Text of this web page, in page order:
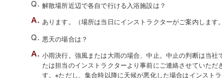
解散場所近辺で各自で行ける入浴施設は？
あります。（場所は当日にインストラクターがご案内します
悪天の場合は？
小雨決行。強風または大雨の場合、中止。中止の判断は当
たは担当のインストラクターより事前にご連絡させていた
す。※ただし、集合時以降に天候が悪化した場合はインスト